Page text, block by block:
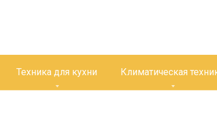
Техника для кухни Климатическая